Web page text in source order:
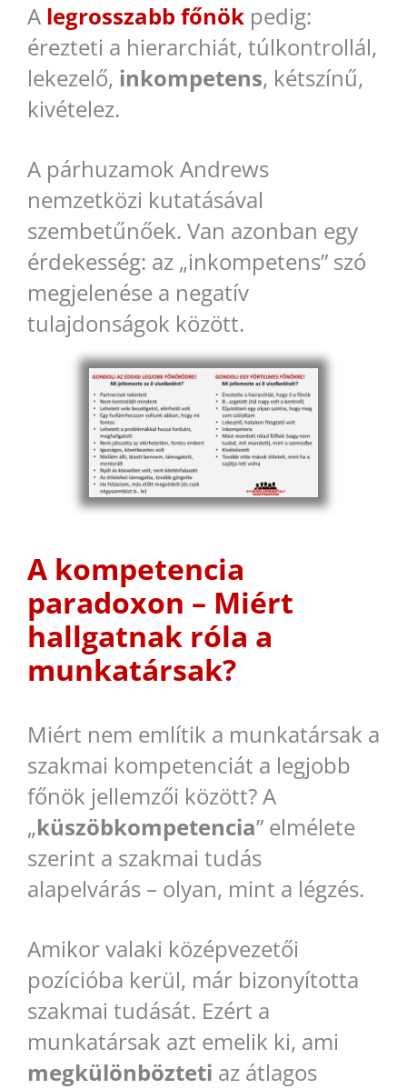
A legrosszabb főnök pedig:
érezteti a hierarchiát, túlkontrollál,
lekezelő, inkompetens, kétszínű,
kivételez.
A párhuzamok Andrews
nemzetközi kutatásával
szembetűnőek. Van azonban egy
érdekesség: az „inkompetens” szó
megjelenése a negatív
tulajdonságok között.
A kompetencia
paradoxon – Miért
hallgatnak róla a
munkatársak?
Miért nem említik a munkatársak a
szakmai kompetenciát a legjobb
főnök jellemzői között? A
„küszöbkompetencia” elmélete
szerint a szakmai tudás
alapelvárás – olyan, mint a légzés.
Amikor valaki középvezetői
pozícióba kerül, már bizonyította
szakmai tudását. Ezért a
munkatársak azt emelik ki, ami
megkülönbözteti az átlagos